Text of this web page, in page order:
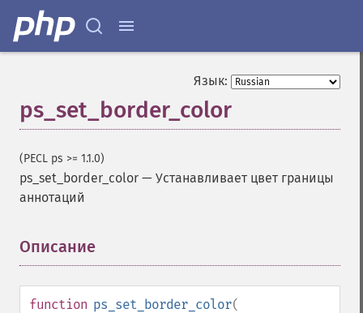
Язык:
ps_set_border_color
(PECL ps >= 1.1.0)
ps_set_border_color — Устанавливает цвет границы
аннотаций
Описание
function ps_set_border_color(